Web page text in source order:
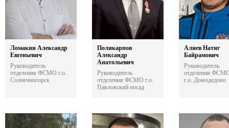
Ломакин Александр
Евгеньевич
Руководитель
отделения ФСМО г.о.
Солнечногорск
Поликарпов
Александр
Анатольевич
Руководитель
отделения ФСМО г.о.
Павловский посад
Алиев Натиг
Байрамович
Руководитель
отделения
г.о. Домодедово